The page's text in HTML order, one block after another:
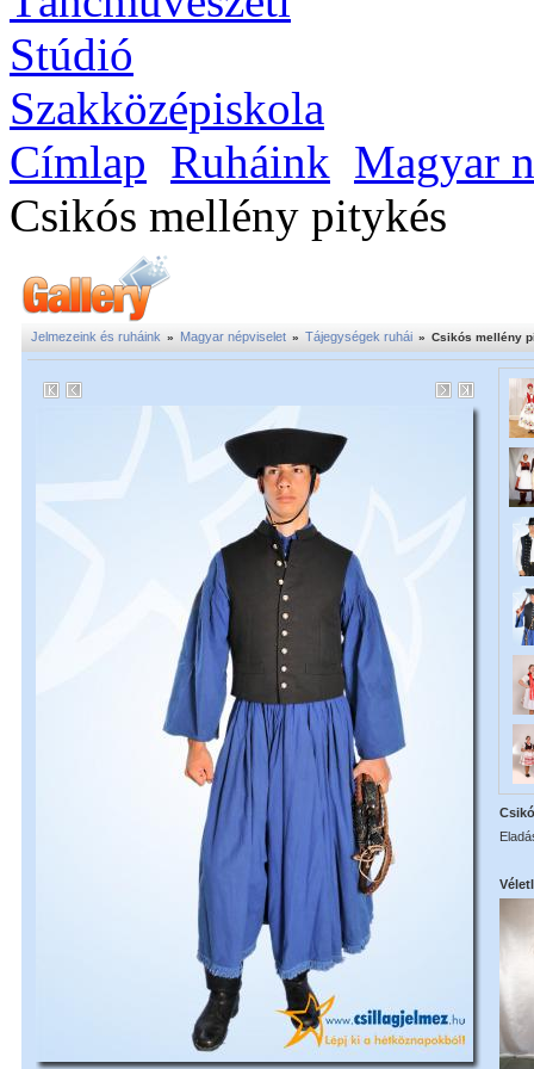
Címlap Ruháink Magyar
Csikós mellény pitykés
Jelmezeink és ruháink » Magyar népviselet » Tájegységek ruhái » Csikós mellény